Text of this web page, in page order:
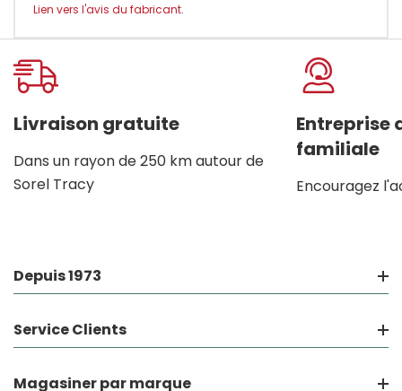
Lien vers l'avis du fabricant.
Onglet
personnalisé
Livraison gratuite
Dans un rayon de 250 km autour de
Sorel Tracy
Entreprise
familiale
Encouragez
Depuis 1973
Service Clients
Magasiner par marque